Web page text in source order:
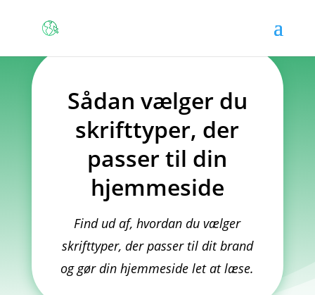
Sådan vælger du
skrifttyper, der
passer til din
hjemmeside
Find ud af, hvordan du vælger
skrifttyper, der passer til dit brand
og gør din hjemmeside let at læse.